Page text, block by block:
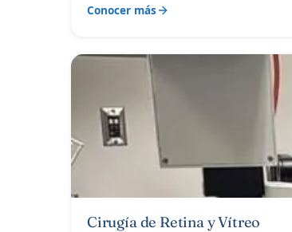
Conocer más
Cirugía de Retina y Vítreo